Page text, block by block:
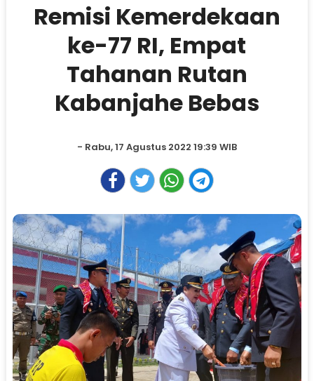
Remisi Kemerdekaan
ke-77 RI, Empat
Tahanan Rutan
Kabanjahe Bebas
- Rabu, 17 Agustus 2022 19:39 WIB